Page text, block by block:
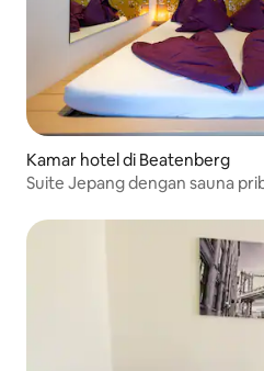
Kamar hotel di Beatenberg
Suite Jepang dengan sauna